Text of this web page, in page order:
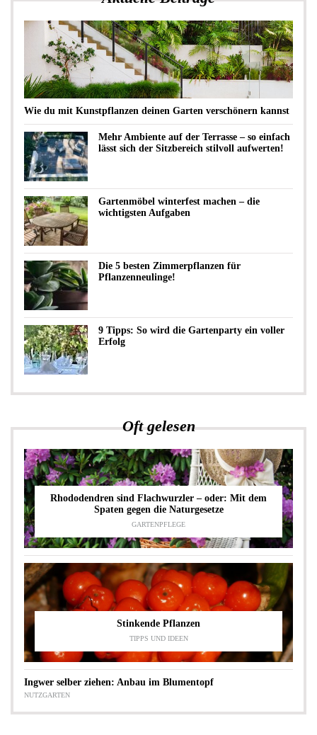
Wie du mit Kunstpflanzen deinen Garten verschönern kannst
Mehr Ambiente auf der Terrasse – so einfach
lässt sich der Sitzbereich stilvoll aufwerten!
Gartenmöbel winterfest machen – die
wichtigsten Aufgaben
Die 5 besten Zimmerpflanzen für
Pflanzenneulinge!
9 Tipps: So wird die Gartenparty ein voller
Erfolg
Oft gelesen
Rhododendren sind Flachwurzler – oder: Mit dem
Spaten gegen die Naturgesetze
GARTENPFLEGE
Stinkende Pflanzen
TIPPS UND IDEEN
Ingwer selber ziehen: Anbau im Blumentopf
NUTZGARTEN